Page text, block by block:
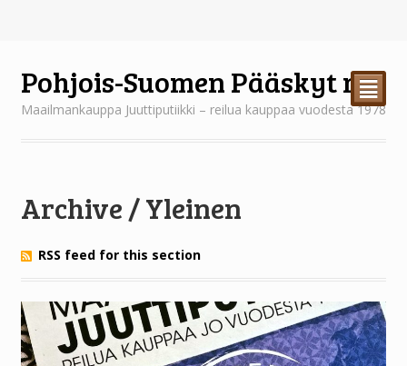
Pohjois-Suomen Pääskyt ry
Maailmankauppa Juuttiputiikki – reilua kauppaa vuodesta 1978
²
Archive / Yleinen
RSS feed for this section